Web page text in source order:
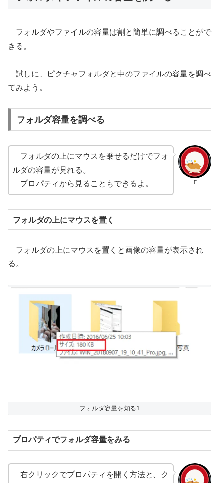
フォルダやファイルの容量は割と簡単に調べることがで
きる。
試しに、ピクチャフォルダと中のファイルの容量を調べ
てみよう。
フォルダ容量を調べる
F
フォルダの上にマウスを乗せるだけでフォ
ルダの容量が見れる。
プロパティから見ることもできるよ。
フォルダの上にマウスを置く
フォルダの上にマウスを置くと画像の容量が表示され
る。
フォルダ容量を知る1
プロパティでフォルダ容量をみる
右クリックでプロパティを開く方法と、ク